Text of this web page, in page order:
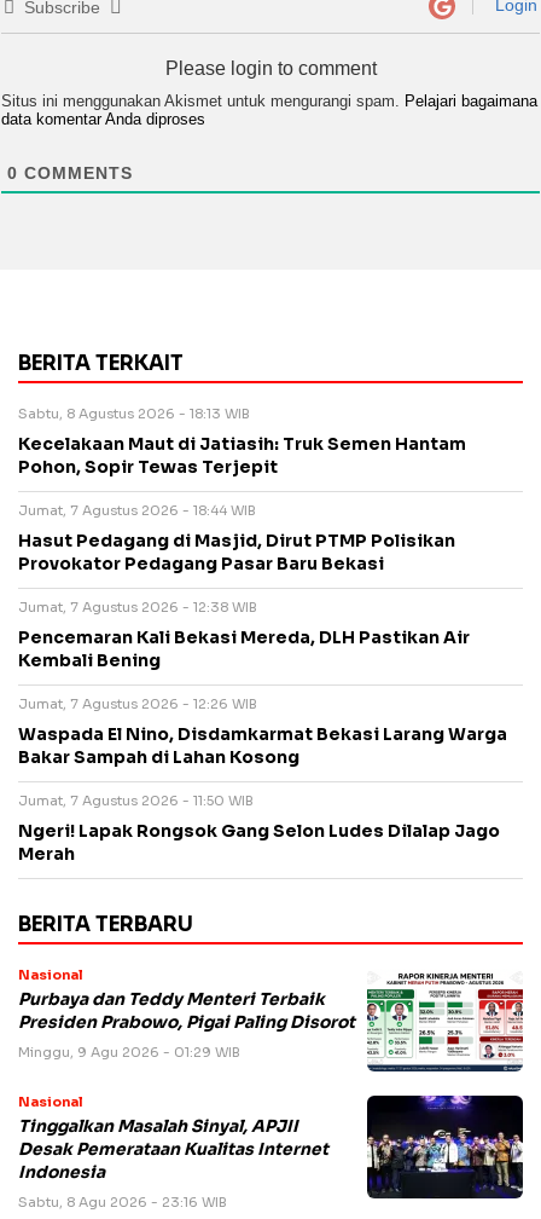
Subscribe Login
Please login to comment
Situs ini menggunakan Akismet untuk mengurangi spam. Pelajari bagaimana
data komentar Anda diproses
0 COMMENTS
BERITA TERKAIT
Sabtu, 8 Agustus 2026 - 18:13 WIB
Kecelakaan Maut di Jatiasih: Truk Semen Hantam
Pohon, Sopir Tewas Terjepit
Jumat, 7 Agustus 2026 - 18:44 WIB
Hasut Pedagang di Masjid, Dirut PTMP Polisikan
Provokator Pedagang Pasar Baru Bekasi
Jumat, 7 Agustus 2026 - 12:38 WIB
Pencemaran Kali Bekasi Mereda, DLH Pastikan Air
Kembali Bening
Jumat, 7 Agustus 2026 - 12:26 WIB
Waspada El Nino, Disdamkarmat Bekasi Larang Warga
Bakar Sampah di Lahan Kosong
Jumat, 7 Agustus 2026 - 11:50 WIB
Ngeri! Lapak Rongsok Gang Selon Ludes Dilalap Jago
Merah
BERITA TERBARU
Nasional
Purbaya dan Teddy Menteri Terbaik
Presiden Prabowo, Pigai Paling Disorot
Minggu, 9 Agu 2026 - 01:29 WIB
Nasional
Tinggalkan Masalah Sinyal, APJII
Desak Pemerataan Kualitas Internet
Indonesia
Sabtu, 8 Agu 2026 - 23:16 WIB